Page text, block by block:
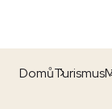
DomůTurismus